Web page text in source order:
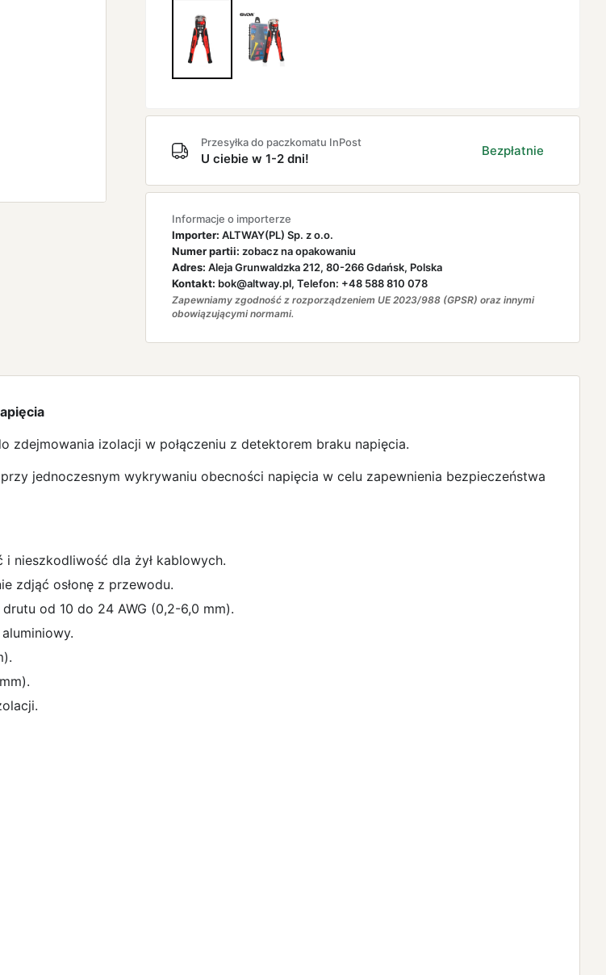
Przesyłka do paczkomatu InPost
U ciebie w 1-2 dni!
Bezpłatnie
Informacje o importerze
Importer: ALTWAY(PL) Sp. z o.o.
Numer partii: zobacz na opakowaniu
Adres: Aleja Grunwaldzka 212, 80-266 Gdańsk, Polska
Kontakt: bok@altway.pl, Telefon: +48 588 810 078
Zapewniamy zgodność z rozporządzeniem UE 2023/988 (GPSR) oraz innymi
obowiązującymi normami.
izolacji w połączeniu z detektorem braku napięcia.
jednoczesnym wykrywaniu obecności napięcia w celu zapewnienia bezpieczeństwa
nieszkodliwość dla żył kablowych.
zdjąć osłonę z przewodu.
od 10 do 24 AWG (0,2-6,0 mm).